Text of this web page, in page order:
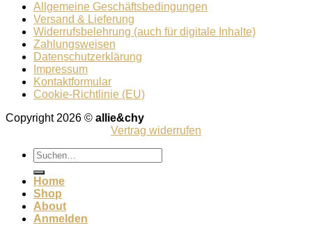
Allgemeine Geschäftsbedingungen
Versand & Lieferung
Widerrufsbelehrung (auch für digitale Inhalte)
Zahlungsweisen
Datenschutzerklärung
Impressum
Kontaktformular
Cookie-Richtlinie (EU)
Copyright 2026 © allie&chy
Vertrag widerrufen
Suchen
nach:
Home
Shop
About
Anmelden